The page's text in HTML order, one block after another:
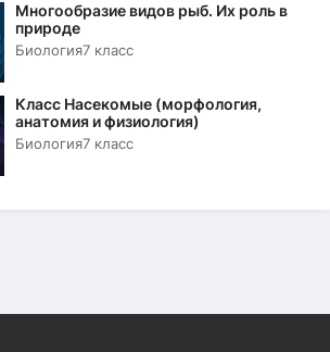
Многообразие видов рыб. Их роль в
природе
Биология7 класс
Класс Насекомые (морфология,
анатомия и физиология)
Биология7 класс